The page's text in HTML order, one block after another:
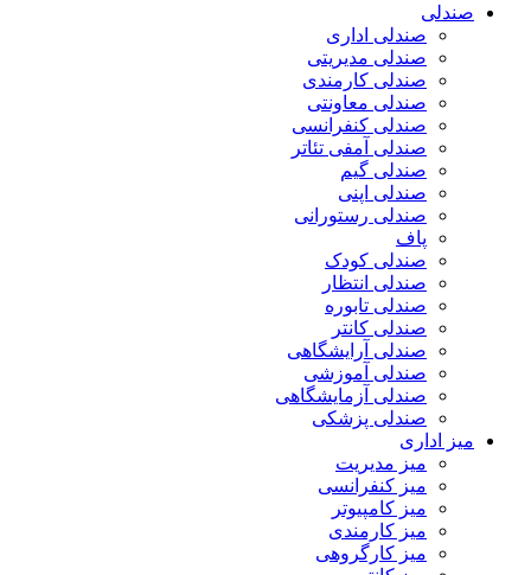
صندلی
صندلی اداری
صندلی مدیریتی
صندلی کارمندی
صندلی معاونتی
صندلی کنفرانسی
صندلی آمفی تئاتر
صندلی گیم
صندلی اپنی
صندلی رستورانی
پاف
صندلی کودک
صندلی انتظار
صندلی تابوره
صندلی کانتر
صندلی آرایشگاهی
صندلی آموزشی
صندلی آزمایشگاهی
صندلی پزشکی
میز اداری
میز مدیریت
میز کنفرانسی
میز کامپیوتر
میز کارمندی
میز کارگروهی